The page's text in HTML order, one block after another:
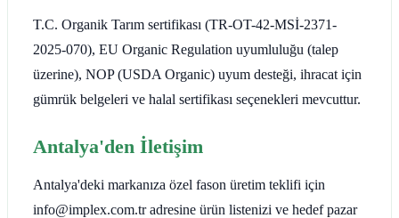
T.C. Organik Tarım sertifikası (TR-OT-42-MSİ-2371-
2025-070), EU Organic Regulation uyumluluğu (talep
üzerine), NOP (USDA Organic) uyum desteği, ihracat için
gümrük belgeleri ve halal sertifikası seçenekleri mevcuttur.
Antalya'den İletişim
Antalya'deki markanıza özel fason üretim teklifi için
info@implex.com.tr adresine ürün listenizi ve hedef pazar